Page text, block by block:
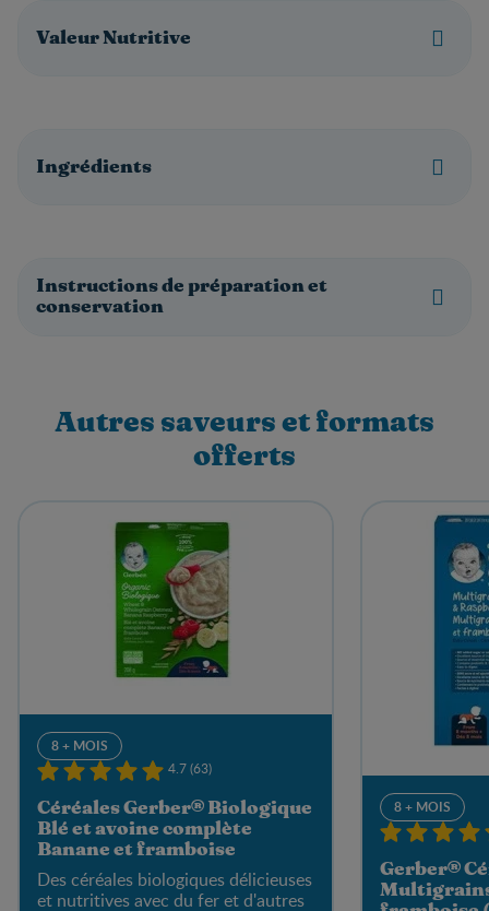
Valeur Nutritive
Ingrédients
Instructions de préparation et
conservation
Autres saveurs et formats
offerts
8 + MOIS
4.7 (63)
Céréales Gerber® Biologique
Blé et avoine complète
Banane et framboise
Des céréales biologiques délicieuses
et nutritives avec du fer et d'autres
8 + MOIS
Gerber®